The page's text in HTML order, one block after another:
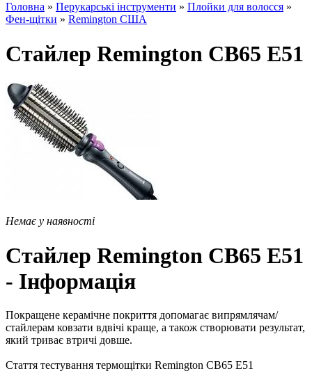
Головна » Перукарські інструменти » Плойки для волосся »
Фен-щітки » Remington США
Стайлер Remington CB65 E51
Немає у наявності
Стайлер Remington CB65 E51
- Інформація
Покращене керамічне покриття допомагає випрямлячам/
стайлерам ковзати вдвічі краще, а також створювати результат,
який триває втричі довше.
Стаття тестування термощітки Remington CB65 E51